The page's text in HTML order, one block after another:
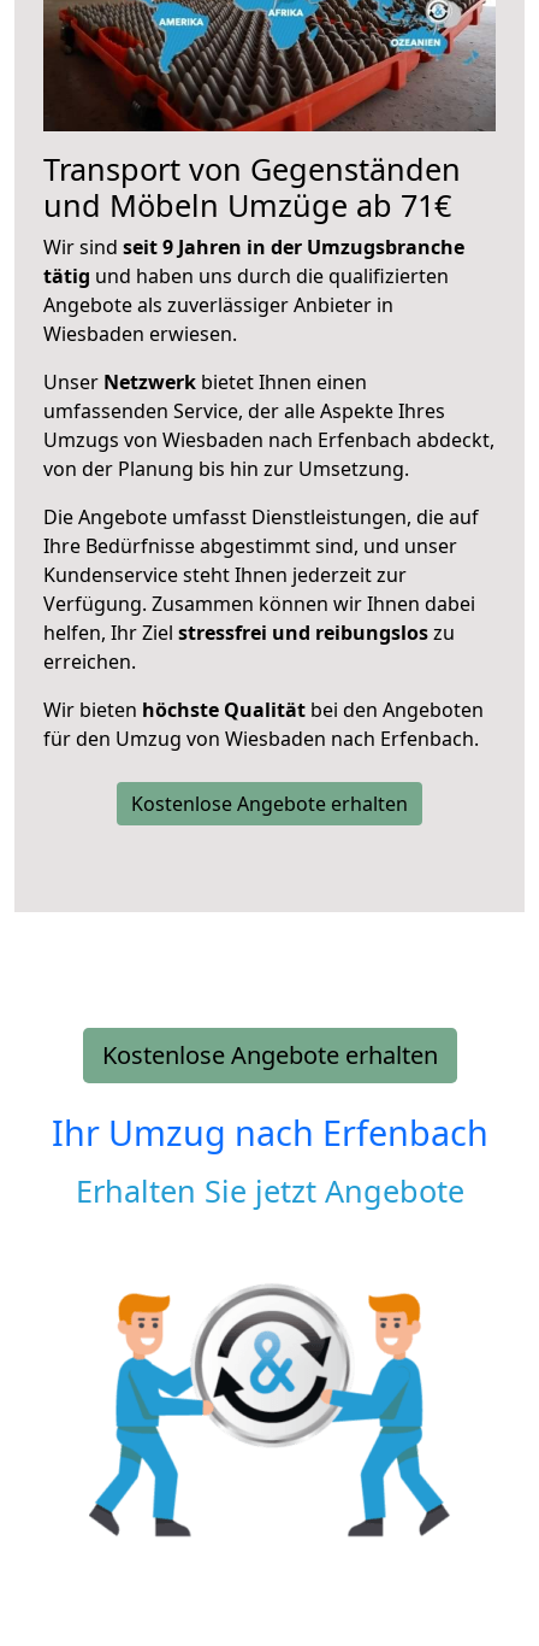
Transport von Gegenständen
und Möbeln Umzüge ab 71€
Wir sind seit 9 Jahren in der Umzugsbranche
tätig und haben uns durch die qualifizierten
Angebote als zuverlässiger Anbieter in
Wiesbaden erwiesen.
Unser Netzwerk bietet Ihnen einen
umfassenden Service, der alle Aspekte Ihres
Umzugs von Wiesbaden nach Erfenbach abdeckt,
von der Planung bis hin zur Umsetzung.
Die Angebote umfasst Dienstleistungen, die auf
Ihre Bedürfnisse abgestimmt sind, und unser
Kundenservice steht Ihnen jederzeit zur
Verfügung. Zusammen können wir Ihnen dabei
helfen, Ihr Ziel stressfrei und reibungsloszu
erreichen.
Wir bieten höchste Qualität bei den Angeboten
für den Umzug von Wiesbaden nach Erfenbach.
Kostenlose Angebote erhalten
Kostenlose Angebote erhalten
Ihr Umzug nach Erfenbach
Erhalten Sie jetzt Angebote